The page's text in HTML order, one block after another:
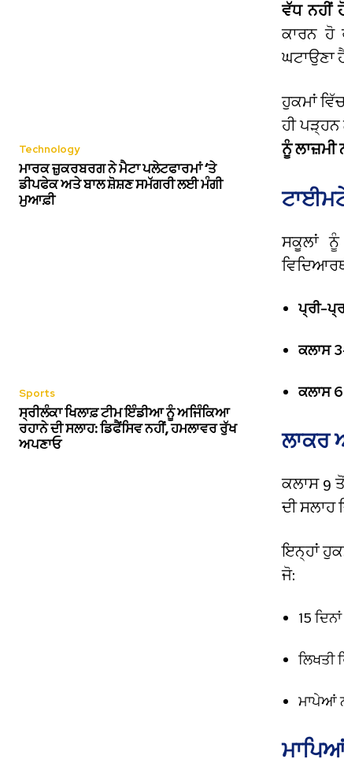
Technology
ਮਾਰਕ ਜ਼ੁਕਰਬਰਗ ਨੇ ਮੈਟਾ ਪਲੇਟਫਾਰਮਾਂ ‘ਤੇ
ਡੀਪਫੇਕ ਅਤੇ ਬਾਲ ਸ਼ੋਸ਼ਣ ਸਮੱਗਰੀ ਲਈ ਮੰਗੀ
ਮੁਆਫ਼ੀ
Sports
ਸ੍ਰੀਲੰਕਾ ਖਿਲਾਫ਼ ਟੀਮ ਇੰਡੀਆ ਨੂੰ ਅਜਿੰਕਿਆ
ਰਹਾਨੇ ਦੀ ਸਲਾਹ: ਡਿਫੈਂਸਿਵ ਨਹੀਂ, ਹਮਲਾਵਰ ਰੁੱਖ
ਅਪਣਾਓ
ਵੱਧ ਨਹੀਂ
ਕਾਰਨ ਹੋ
ਘਟਾਉਣਾ
ਹੁਕਮਾਂ
ਹੀ
ਨੂੰ ਲਾਜ਼ਮੀ
ਸਕੂਲਾਂ
ਪ੍ਰੀ-
ਕਲਾਸ
ਕਲਾਸ
ਲਾਕਰ
ਕਲਾਸ 9
ਦੀ ਸਲਾਹ
ਇਨ੍ਹਾਂ
ਜੋ:
15
ਲਿਖਤੀ
ਮਾਪੇਆਂ